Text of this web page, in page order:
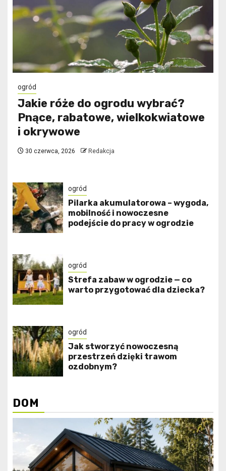
ogród
Jakie róże do ogrodu wybrać?
Pnące, rabatowe, wielkokwiatowe
i okrywowe
30 czerwca, 2026 Redakcja
ogród
Pilarka akumulatorowa – wygoda,
mobilność i nowoczesne
podejście do pracy w ogrodzie
ogród
Strefa zabaw w ogrodzie — co
warto przygotować dla dziecka?
ogród
Jak stworzyć nowoczesną
przestrzeń dzięki trawom
ozdobnym?
DOM